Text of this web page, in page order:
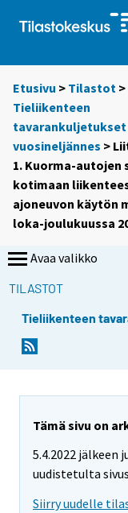
Etusivu > Tilastot >
Tieliikenteen
tavarankuljetukset
vuosineljännes >
1. Kuorma-
kotimaan
ajoneuvon käytön
loka-joulukuussa
Avaa valikko
TILASTOT
Tieliikenteen
Tämä sivu on
5.4.2022
uudistetulta
Siirry uudelle